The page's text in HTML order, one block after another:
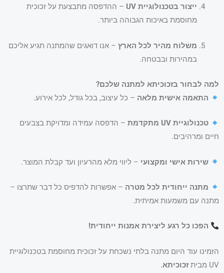
ייצור בטכנולוגיית UV
– ההדפסה מתבצעת על זכוכית
מחוסמת באיכות הגבוהה ביותר.
משלוח מהיר לכל הארץ– אנו דואגים שהמתנה תגיע אליכם
במהירות ובבטחה.
למה לבחור בזכוכיתא למתנה שלכם?
התאמה אישית מלאה – כל עיצוב, בכל גודל, לכל אירוע.
טכנולוגיית UV מתקדמת
– הדפסה עמידה ומדויקת בצבעים
חיים ומרהיבים.
שירות אישי ומקצועי – ליווי מלא מהרעיון ועד קבלת המוצר.
מתנה ייחודית לכל מטרה – אפשרות להדפיס כל דבר שתרצו –
מתנה עם משמעות אמיתית.
הפכו כל רגע ליצירת אמנות ייחודית!
הזמינו עוד היום מתנה בלתי נשכחת על זכוכית מחוסמת בטכנולוגיית
UV מבית
זכוכיתא.